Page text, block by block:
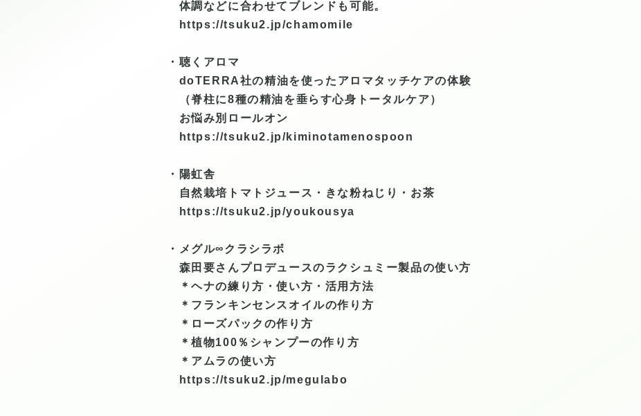
体調などに合わせてブレンドも可能。
https://tsuku2.jp/chamomile
・聴くアロマ
doTERRA社の精油を使ったアロマタッチケアの体験
（脊柱に8種の精油を垂らす心身トータルケア）
お悩み別ロールオン
https://tsuku2.jp/kiminotamenospoon
・陽虹舎
自然栽培トマトジュース・きな粉ねじり・お茶
https://tsuku2.jp/youkousya
・メグル∞クラシラボ
森田要さんプロデュースのラクシュミー製品の使い方
＊ヘナの練り方・使い方・活用方法
＊フランキンセンスオイルの作り方
＊ローズパックの作り方
＊植物100％シャンプーの作り方
＊アムラの使い方
https://tsuku2.jp/megulabo